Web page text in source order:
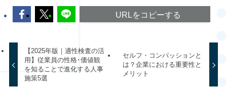
URLをコピーする
【2025年版｜適性検査の活
用】従業員の性格･価値観
を知ることで進化する人事
施策5選
セルフ・コンパッションと
は？企業における重要性と
メリット